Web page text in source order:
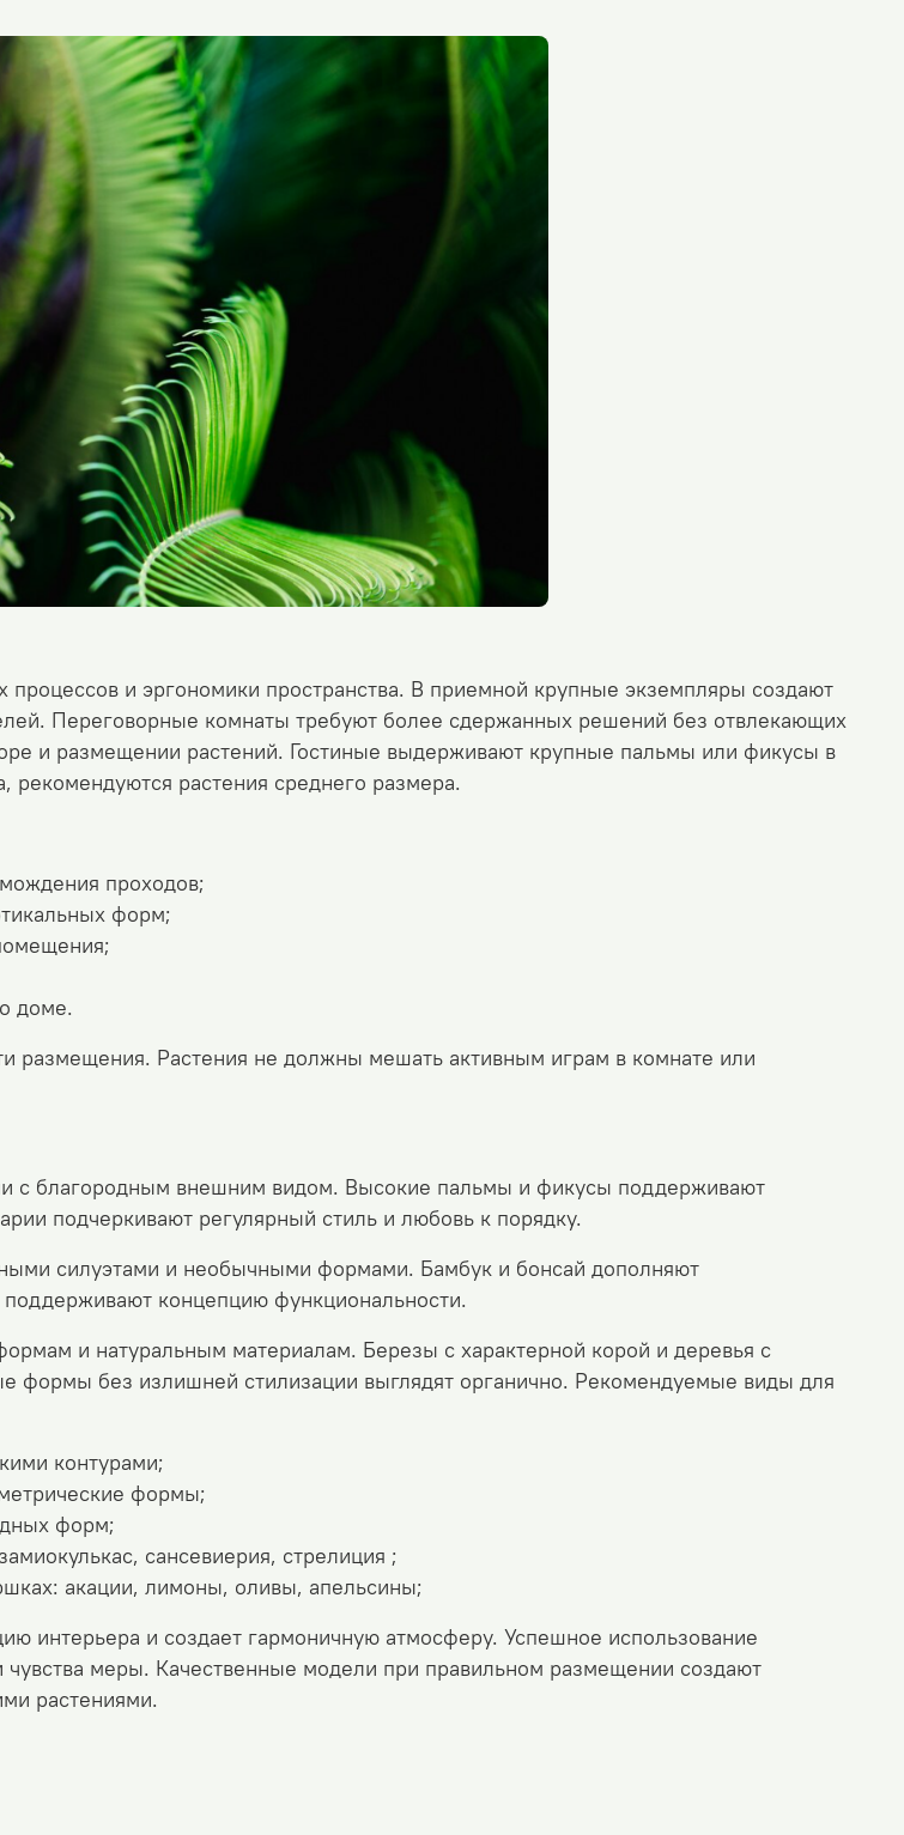
и эргономики пространства. В приемной крупные экземпляры создают
Переговорные комнаты требуют более сдержанных решений без отвлекающих
и размещении растений. Гостиные выдерживают крупные пальмы или фикусы в
рекомендуются растения среднего размера.
проходов;
форм;
доме.
размещения. Растения не должны мешать активным играм в комнате или
с благородным внешним видом. Высокие пальмы и фикусы поддерживают
подчеркивают регулярный стиль и любовь к порядку.
силуэтами и необычными формами. Бамбук и бонсай дополняют
концепцию функциональности.
и натуральным материалам. Березы с характерной корой и деревья с
формы без излишней стилизации выглядят органично. Рекомендуемые виды для
контурами;
формы;
форм;
сансевиерия, стрелиция ;
акации, лимоны, оливы, апельсины;
интерьера и создает гармоничную атмосферу. Успешное использование
меры. Качественные модели при правильном размещении создают
растениями.